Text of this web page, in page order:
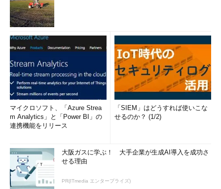
マイクロソフト、「Azure Strea
m Analytics」と「Power BI」の
連携機能をリリース
「SIEM」はどうすれば使いこな
せるのか？ (1/2)
大阪ガスに学ぶ！ 大手企業が生成AI導入を成功さ
せる理由
PR(ITmedia エンタープライズ)